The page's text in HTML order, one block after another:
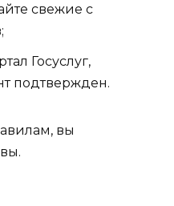
свежие с
Госуслуг,
подтвержден.
вы